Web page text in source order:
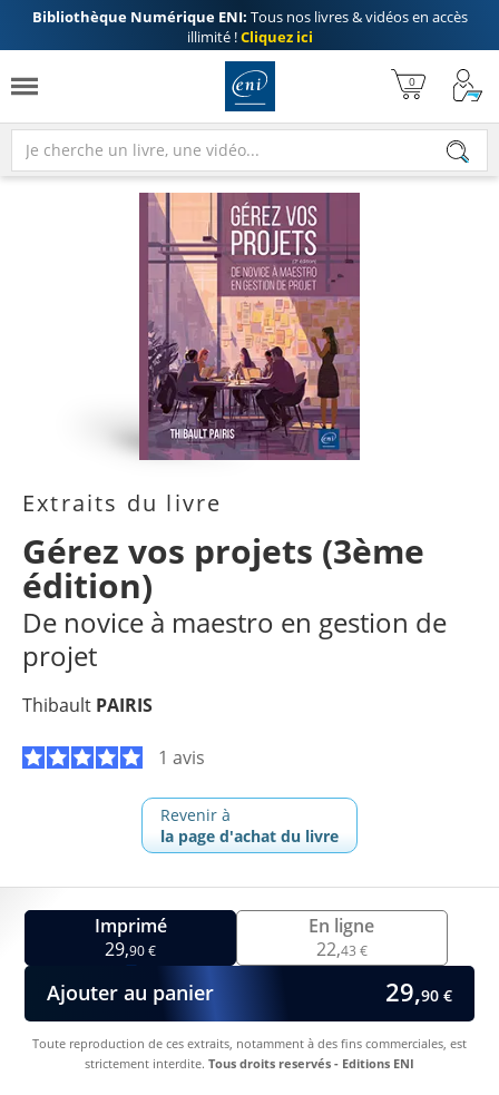
Bibliothèque Numérique ENI: Tous nos livres & vidéos en accès
illimité !Cliquez ici
Extraits du livre
Gérez vos projets (3ème
édition)
De novice à maestro en gestion de
projet
Thibault PAIRIS
1 avis
Revenir à
la page d'achat du livre
Imprimé
29,90 €
En ligne
22,43 €
Ajouter au panier 29,90 €
Toute reproduction de ces extraits, notamment à des fins commerciales, est
strictement interdite. Tous droits reservés - Editions ENI